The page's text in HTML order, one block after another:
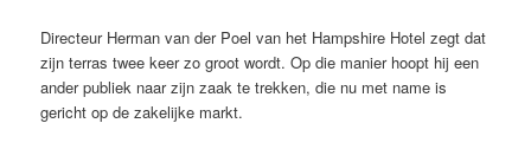
Directeur Herman van der Poel van het Hampshire Hotel zegt dat
zijn terras twee keer zo groot wordt. Op die manier hoopt hij een
ander publiek naar zijn zaak te trekken, die nu met name is
gericht op de zakelijke markt.